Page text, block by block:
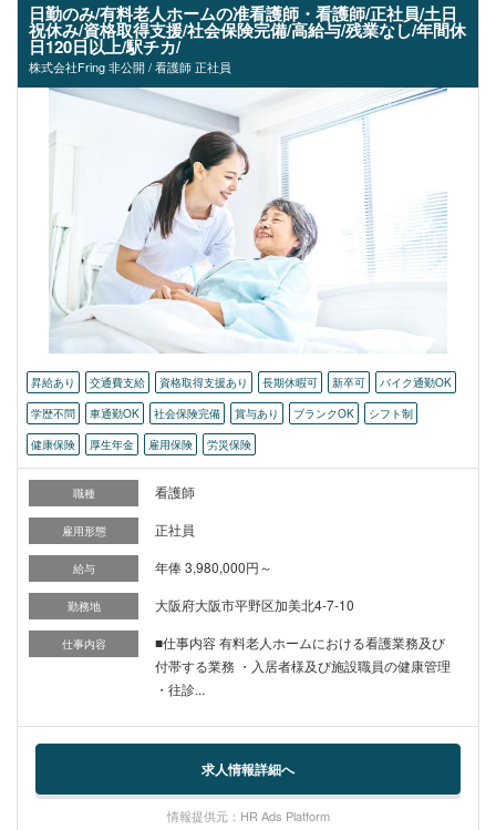
日勤のみ/有料老人ホームの准看護師・看護師/正社員/土日
祝休み/資格取得支援/社会保険完備/高給与/残業なし/年間休
日120日以上/駅チカ/
株式会社Fring 非公開 / 看護師 正社員
昇給あり 交通費支給 資格取得支援あり 長期休暇可 新卒可
バイク通勤OK
学歴不問
車通勤OK 社会保険完備 賞与あり ブランクOK
シフト制
健康保険
厚生年金 雇用保険 労災保険
職種 看護師
雇用形態 正社員
給与 年俸 3,980,000円～
勤務地 大阪府大阪市平野区加美北4-7-10
仕事内容
■仕事内容 有料老人ホームにおける看護業務及び
付帯する業務 ・入居者様及び施設職員の健康管理
・往診...
求人情報詳細へ
情報提供元：HR Ads Platform